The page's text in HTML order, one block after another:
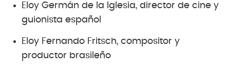
Eloy Germán de la Iglesia, director de cine y
guionista español
Eloy Fernando Fritsch, compositor y
productor brasileño